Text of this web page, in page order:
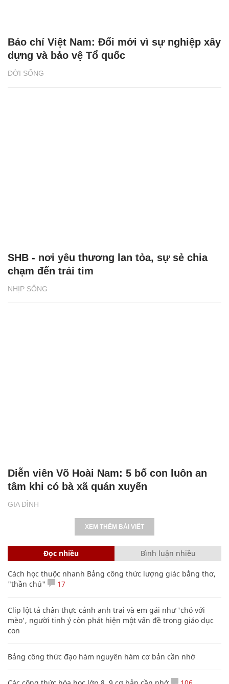
ĐỜI SỐNG
Báo chí Việt Nam: Đổi mới vì sự nghiệp xây
dựng và bảo vệ Tổ quốc
NHỊP SỐNG
SHB - nơi yêu thương lan tỏa, sự sẻ chia
chạm đến trái tim
GIA ĐÌNH
Diễn viên Võ Hoài Nam: 5 bố con luôn an
tâm khi có bà xã quán xuyến
XEM THÊM BÀI VIẾT
Đọc nhiều Bình luận nhiều
Cách học thuộc nhanh Bảng công thức lượng giác bằng thơ,
"thần chú"
17
Clip lột tả chân thực cảnh anh trai và em gái như 'chó với
mèo', người tinh ý còn phát hiện một vấn đề trong giáo dục
con
Bảng công thức đạo hàm nguyên hàm cơ bản cần nhớ